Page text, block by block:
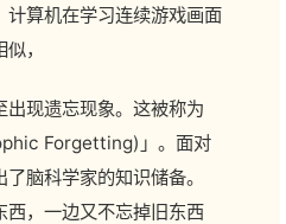
计算机在学习连续游戏画面
，
出现遗忘现象。这被称为
Forgetting)」。面对
脑科学家的知识储备。
西，一边又不忘掉旧东西